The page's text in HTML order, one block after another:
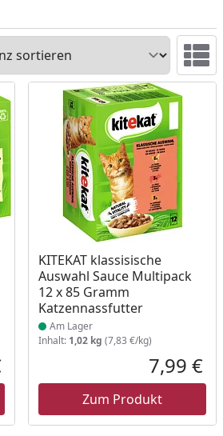
Aktueller Preis
KITEKAT klassisische
Auswahl Sauce Multipack
12 x 85 Gramm
Katzennassfutter
Produkt am Lager
Am Lager
Inhalt: 1,02 kg (7,83 €/kg)
7,99 €
Zum Produkt